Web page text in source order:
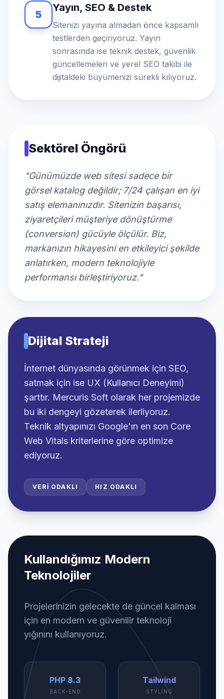
5
Yayın, SEO & Destek
Sitenizi yayına almadan önce kapsamlı
testlerden geçiriyoruz. Yayın
sonrasında ise teknik destek, güvenlik
güncellemeleri ve yerel SEO takibi ile
dijitaldeki büyümenizi sürekli kılıyoruz.
Sektörel Öngörü
"Günümüzde web sitesi sadece bir
görsel katalog değildir; 7/24 çalışan en iyi
satış elemanınızdır. Sitenizin başarısı,
ziyaretçileri müşteriye dönüştürme
(conversion) gücüyle ölçülür. Biz,
markanızın hikayesini en etkileyici şekilde
anlatırken, modern teknolojiyle
performansı birleştiriyoruz."
Dijital Strateji
İnternet dünyasında görünmek için SEO,
satmak için ise UX (Kullanıcı Deneyimi)
şarttır. Mercuris Soft olarak her projemizde
bu iki dengeyi gözeterek ilerliyoruz.
Teknik altyapınızı Google'ın en son Core
Web Vitals kriterlerine göre optimize
ediyoruz.
VERI ODAKLI HIZ ODAKLI
Kullandığımız Modern
Teknolojiler
Projelerinizin gelecekte de güncel kalması
için en modern ve güvenilir teknoloji
yığınını kullanıyoruz.
PHP 8.3
BACK-END
Tailwind
STYLING